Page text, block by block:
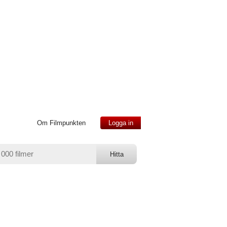
Om Filmpunkten Logga in